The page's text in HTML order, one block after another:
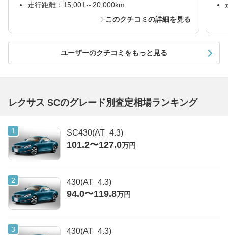
走行距離：15,001～20,000km
このクチコミの詳細を見る
ユーザーのクチコミをもっと見る
レクサス SCのグレード別査定相場ランキング
SC430(AT_4.3)
101.2〜127.0万円
430(AT_4.3)
94.0〜119.8万円
430(AT_4.3)